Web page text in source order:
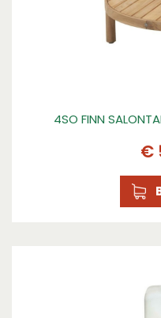
4SO FINN
€